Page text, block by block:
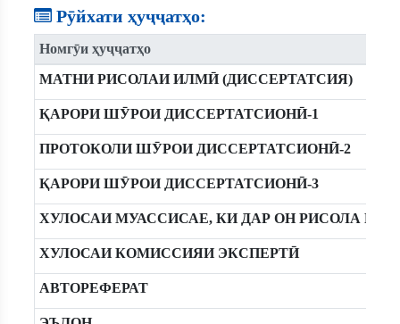
Рӯйхати ҳуҷҷатҳо:
Номгӯи ҳуҷҷатҳо
МАТНИ РИСОЛАИ ИЛМӢ (ДИССЕРТАТСИЯ)
ҚАРОРИ ШӮРОИ ДИССЕРТАТСИОНӢ-1
ПРОТОКОЛИ ШӮРОИ ДИССЕРТАТСИОНӢ-2
ҚАРОРИ ШӮРОИ ДИССЕРТАТСИОНӢ-3
ХУЛОСАИ МУАССИСАЕ, КИ ДАР ОН РИСОЛА
ХУЛОСАИ КОМИССИЯИ ЭКСПЕРТӢ
АВТОРЕФЕРАТ